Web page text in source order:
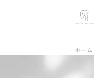
ホーム